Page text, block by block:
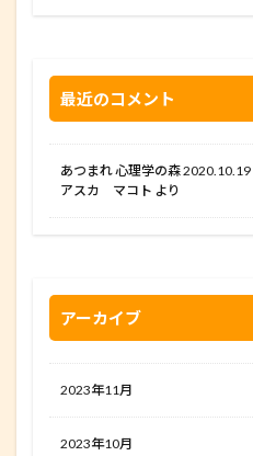
最近のコメント
あつまれ 心理学の森
アスカ マコト より
アーカイブ
2023年11月
2023年10月